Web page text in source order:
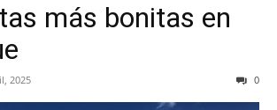
más bonitas en
2025 0